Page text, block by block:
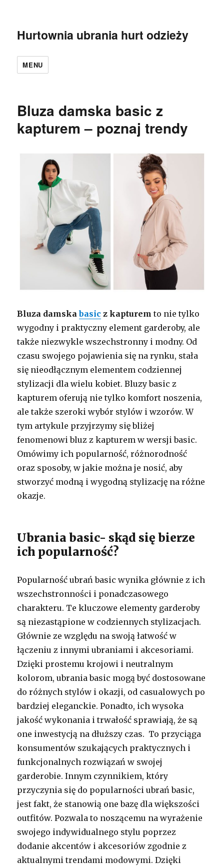
Hurtownia ubrania hurt odzieży
MENU
Bluza damska basic z
kapturem – poznaj trendy
Bluza damskabasic z kapturem to nie tylko
wygodny i praktyczny element garderoby, ale
także niezwykle wszechstronny i modny. Od
czasu swojego pojawienia się na rynku, stała
się nieodłącznym elementem codziennej
stylizacji dla wielu kobiet. Bluzy basic z
kapturem oferują nie tylko komfort noszenia,
ale także szeroki wybór stylów i wzorów. W
tym artykule przyjrzymy się bliżej
fenomenowi bluz z kapturem w wersji basic.
Omówimy ich popularność, różnorodność
oraz sposoby, w jakie można je nosić, aby
stworzyć modną i wygodną stylizację na różne
okazje.
Ubrania basic- skąd się bierze
ich popularność?
Popularność ubrań basic wynika głównie z ich
wszechstronności i ponadczasowego
charakteru. Te kluczowe elementy garderoby
są niezastąpione w codziennych stylizacjach.
Głównie ze względu na swoją łatwość w
łączeniu z innymi ubraniami i akcesoriami.
Dzięki prostemu krojowi i neutralnym
kolorom, ubrania basic mogą być dostosowane
do różnych stylów i okazji, od casualowych po
bardziej eleganckie. Ponadto, ich wysoka
jakość wykonania i trwałość sprawiają, że są
one inwestycją na dłuższy czas. To przyciąga
konsumentów szukających praktycznych i
funkcjonalnych rozwiązań w swojej
garderobie. Innym czynnikiem, który
przyczynia się do popularności ubrań basic,
jest fakt, że stanowią one bazę dla większości
outfitów. Pozwala to noszącemu na wyrażenie
swojego indywidualnego stylu poprzez
dodanie akcentów i akcesoriów zgodnie z
aktualnymi trendami modowymi. Dzięki